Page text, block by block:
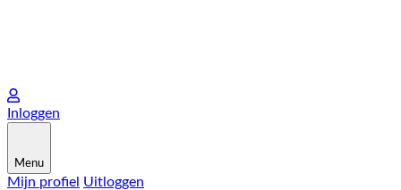
Inloggen
Menu
Mijn profiel Uitloggen